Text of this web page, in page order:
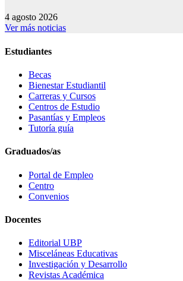
4 agosto 2026
Ver más noticias
Estudiantes
Becas
Bienestar Estudiantil
Carreras y Cursos
Centros de Estudio
Pasantías y Empleos
Tutoría guía
Graduados/as
Portal de Empleo
Centro
Convenios
Docentes
Editorial UBP
Misceláneas Educativas
Investigación y Desarrollo
Revistas Académica